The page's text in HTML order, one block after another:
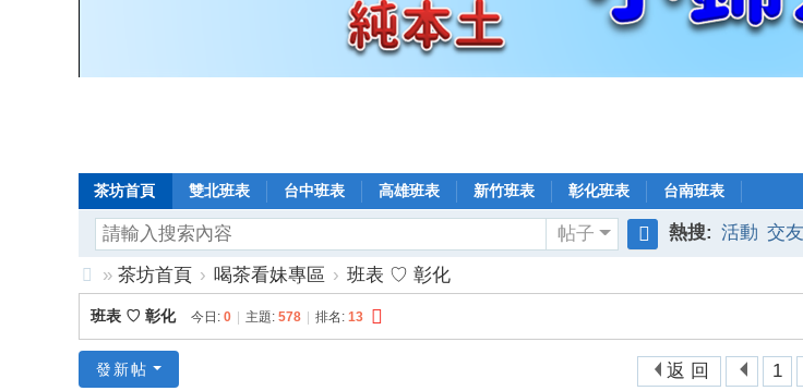
茶坊首頁 雙北班表 台中班表 高雄班表 新竹班表 彰化班表 台南班表
帖子
索
熱搜: 活動 交友
8
年
» 茶坊首頁 › 喝茶看妹專區 › 班表 ♡ 彰化
班表 ♡ 彰化 今日: 0 主題: 578 排名: 13
1
返 回
發新帖